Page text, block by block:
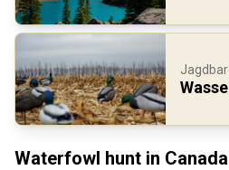
Waterfowl hunt in Canada